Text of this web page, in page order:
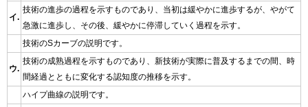
イ.
技術の進歩の過程を示すものであり、当初は緩やかに進歩するが、やがて
急激に進歩し、その後、緩やかに停滞していく過程を示す。
技術のSカーブの説明です。
ウ.
技術の成熟過程を示すものであり、新技術が実際に普及するまでの間、時
間経過とともに変化する認知度の推移を示す。
ハイプ曲線の説明です。